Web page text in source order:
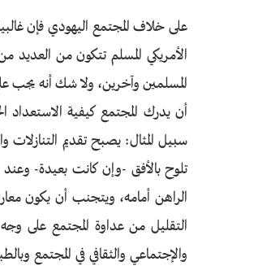
على خلاف المجتمع اليهودي فإن
الأمريكي المسلم تتكون من العديد
المسلمين وآخرين، ولا شك أنه يجب
أن يدرك المجتمع كيفية الاستعداد
سبيل المثال: يصبح تقديم التنازلات
تلوح بالأفق -وإن كانت بعيدة- وعند
الراهن أمامه، ويتجنب أن يكون
التقليل من عداوة المجتمع على
والإجتماعي والثقافي في المجتمع